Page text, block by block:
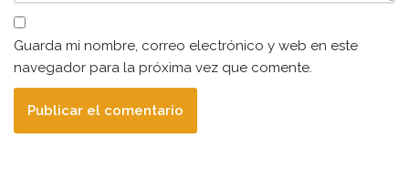
Guarda mi nombre, correo electrónico y web en este
navegador para la próxima vez que comente.